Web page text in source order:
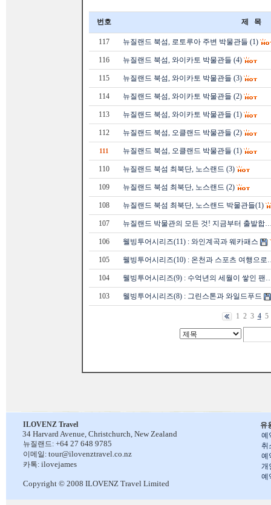
번호 제 목
117 뉴질랜드 북섬, 로토루아 주변 박물관들 (1)
116 뉴질랜드 북섬, 와이카토 박물관들 (4)
115 뉴질랜드 북섬, 와이카토 박물관들 (3)
114 뉴질랜드 북섬, 와이카토 박물관들 (2)
113 뉴질랜드 북섬, 와이카토 박물관들 (1)
112 뉴질랜드 북섬, 오클랜드 박물관들 (2)
111 뉴질랜드 북섬, 오클랜드 박물관들 (1)
110 뉴질랜드 북섬 최북단, 노스랜드 (3)
109 뉴질랜드 북섬 최북단, 노스랜드 (2)
108 뉴질랜드 북섬 최북단, 노스랜드 박물관들(1)
107 뉴질랜드 박물관의 모든 것! 지금부터 출발합
106 웰빙투어시리즈(11) : 와인계곡과 웨카패스
105 웰빙투어시리즈(10) : 온천과 스포츠 여행으
104 웰빙투어시리즈(9) : 수억년의 세월이 쌓인 팬
103 웰빙투어시리즈(8) : 그린스톤과 와일드푸드
1 2 3 4 5
유
예
취
예
개
예
ILOVENZ Travel
34 Harvard Avenue, Christchurch, New Zealand
뉴질랜드: +64 27 648 9785
이메일: tour@ilovenztravel.co.nz
카톡: ilovejames
Copyright © 2008 ILOVENZ Travel Limited